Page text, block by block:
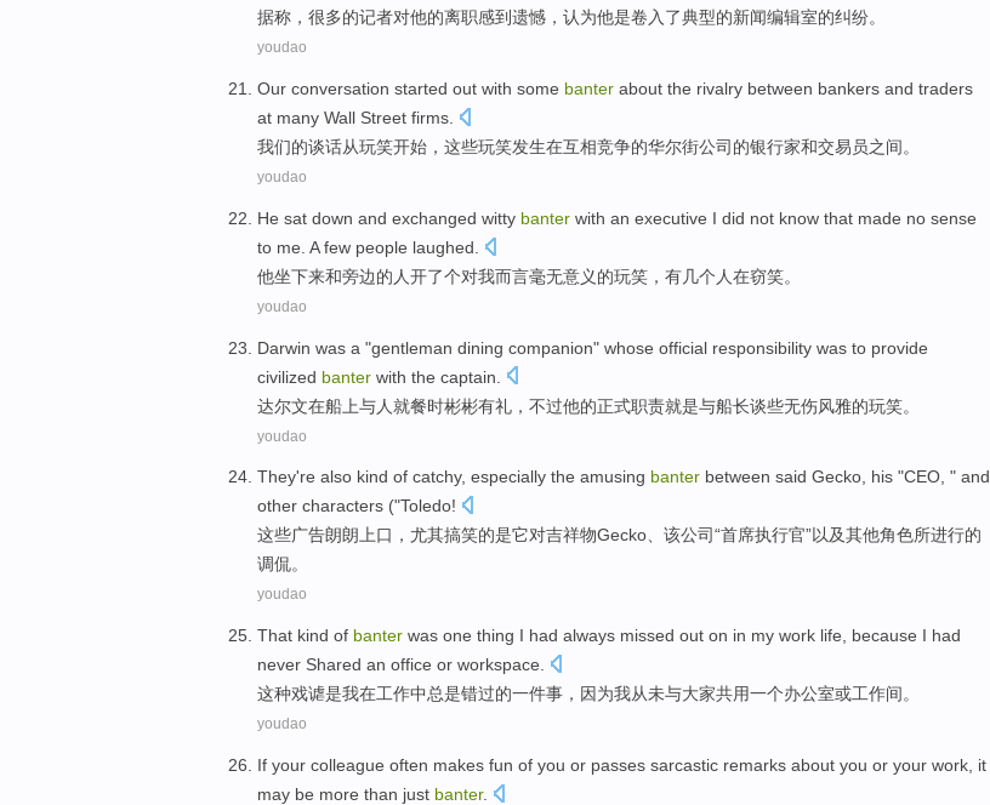
据称， 很多的记者对他的离职感到遗憾， 认为他是卷入 了典型的新闻编辑室的纠纷。
youdao
Our conversation started out with some banter about the rivalry between bankers and traders
at many Wall Street firms
我们的谈话从玩笑开始 ， 这些玩笑发生在互相竞争的华尔街公司的银行家和交易员之间。
youdao
He sat down and exchanged witty banter with an executive I did not know that made no sense
to me. A few people laughed
他坐下来和旁边的 人开了个对我而言毫无意义的玩笑 ， 有几个人在窃笑。
youdao
Darwin was a "gentleman dining companion" whose official responsibility was to provide
civilized banter with the captain
达尔文在船上与人就餐时彬彬有礼，不过他的正式职责就是与船长谈些无伤风雅的玩笑。
youdao
They're also kind of catchy, especially the amusing banter between said Gecko, his "CEO, " and
other characters ("Toledo!
这些广告朗朗上口 ， 尤其搞笑的是它对吉祥物Gecko、该公司“首席执行官”以及其他角色所进行的
调侃。
youdao
That kind of banter was one thing I had always missed out on in my work life, because I had
never Shared an office or workspace
这种戏谑是我在工作中总是错过的一件事 ， 因为我从未与大家共用一个办公室或工作间。
youdao
If your colleague often makes fun of you or passes sarcastic remarks about you or your work it
may be more than just banter.